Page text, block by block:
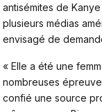
antisémites de
plusieurs médias
envisagé de
« Elle a été une
nombreuses
confié une source